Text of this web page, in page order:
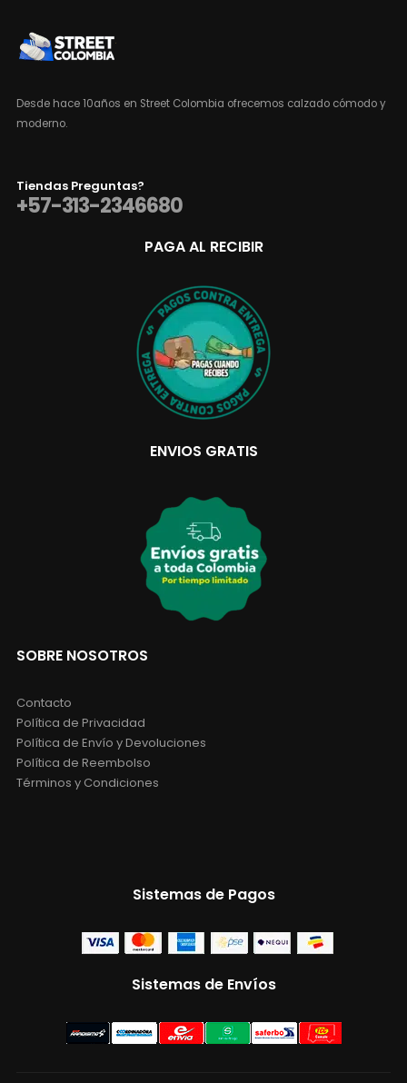
Desde hace 10años en Street Colombia ofrecemos calzado cómodo y
moderno.
Tiendas Preguntas?
+57-313-2346680
PAGA AL RECIBIR
ENVIOS GRATIS
SOBRE NOSOTROS
Contacto
Política de Privacidad
Política de Envío y Devoluciones
Política de Reembolso
Términos y Condiciones
Sistemas de Pagos
Sistemas de Envíos